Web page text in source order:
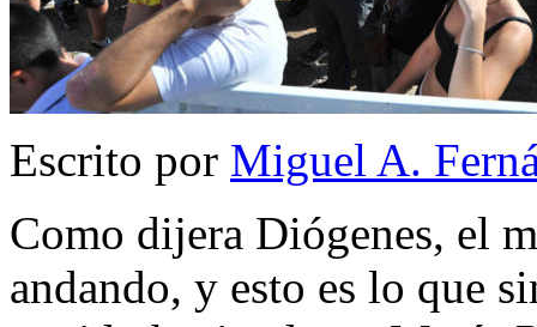
Escrito por Miguel A.
Como dijera Diógenes, el
andando, y esto es lo que